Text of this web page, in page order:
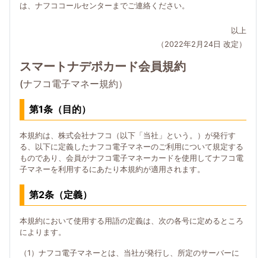
は、ナフココールセンターまでご連絡ください。
以上
（2022年2月24日 改定）
スマートナデポカード会員規約
(ナフコ電子マネー規約）
第1条（目的）
本規約は、株式会社ナフコ（以下「当社」という。）が発行す
る、以下に定義したナフコ電子マネーのご利用について規定する
ものであり、会員がナフコ電子マネーカードを使用してナフコ電
子マネーを利用するにあたり本規約が適用されます。
第2条（定義）
本規約において使用する用語の定義は、次の各号に定めるところ
によります。
（1）ナフコ電子マネーとは、当社が発行し、所定のサーバーに